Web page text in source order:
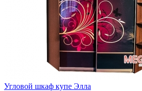
Угловой шкаф купе Элла